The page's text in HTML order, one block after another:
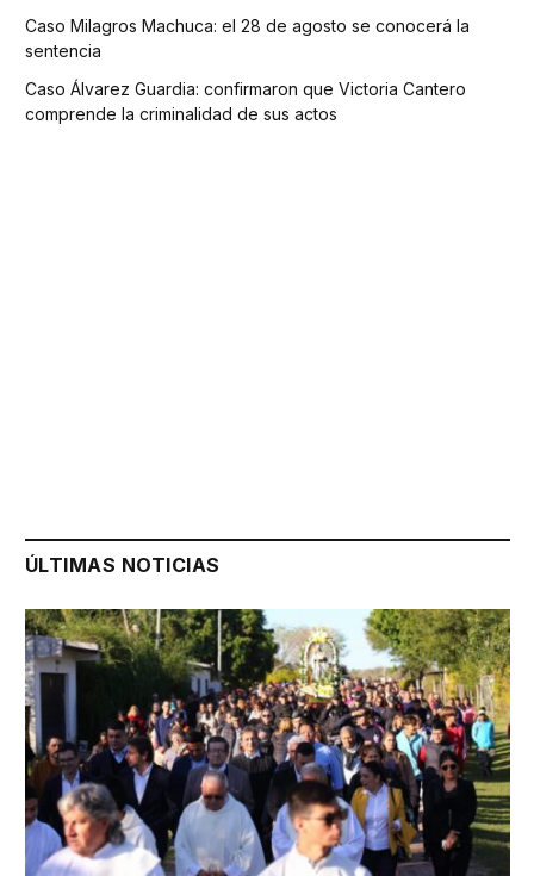
Caso Milagros Machuca: el 28 de agosto se conocerá la
sentencia
Caso Álvarez Guardia: confirmaron que Victoria Cantero
comprende la criminalidad de sus actos
ÚLTIMAS NOTICIAS